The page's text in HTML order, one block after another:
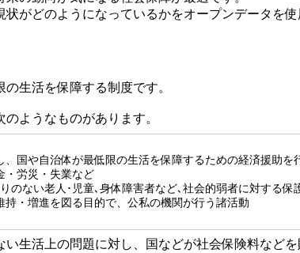
状がどのようになっているかをオープンデータを使
生活を保障する制度です。
ようなものがあります。
、国や自治体が最低限の生活を保障するための経済援助を
・労災・失業など
のない老人･児童､身体障害者など､社会的弱者に対する保
持・増進を図る目的で、公私の機関が行う諸活動
い生活上の問題に対し、国などが社会保険料など